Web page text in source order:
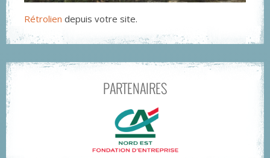
Rétrolien depuis votre site.
PARTENAIRES